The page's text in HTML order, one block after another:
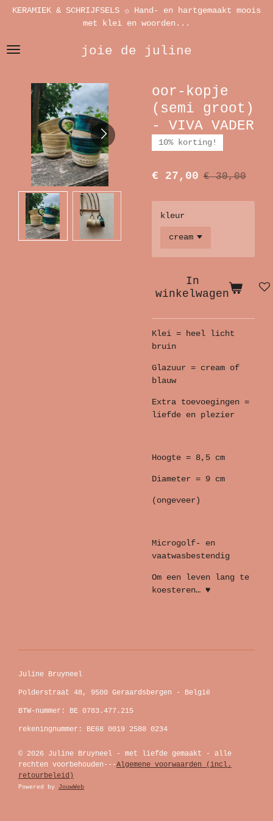
Ga
de
joie de juline
KERAMIEK & SCHRIJFSELS ☼ Hand- en hartgemaakt moois
met klei en woorden...
oor-kopje
(semi groot)
- VIVA VADER
10% korting!
€ 27,00 € 30,00
kleur
In
winkelwagen
Klei = heel licht
bruin
Glazuur = cream of
blauw
Extra toevoegingen =
liefde en plezier
Hoogte = 8,5 cm
Diameter = 9 cm
(ongeveer)
Microgolf- en
vaatwasbestendig
Om een leven lang te
koesteren… ♥
Juline Bruyneel
Polderstraat 48, 9500 Geraardsbergen - België
BTW-nummer: BE 0783.477.215
rekeningnummer: BE68 0019 2588 0234
© 2026 Juline Bruyneel - met liefde gemaakt - alle
rechten voorbehouden---Algemene voorwaarden (incl.
retourbeleid)
Powered by JouwWeb